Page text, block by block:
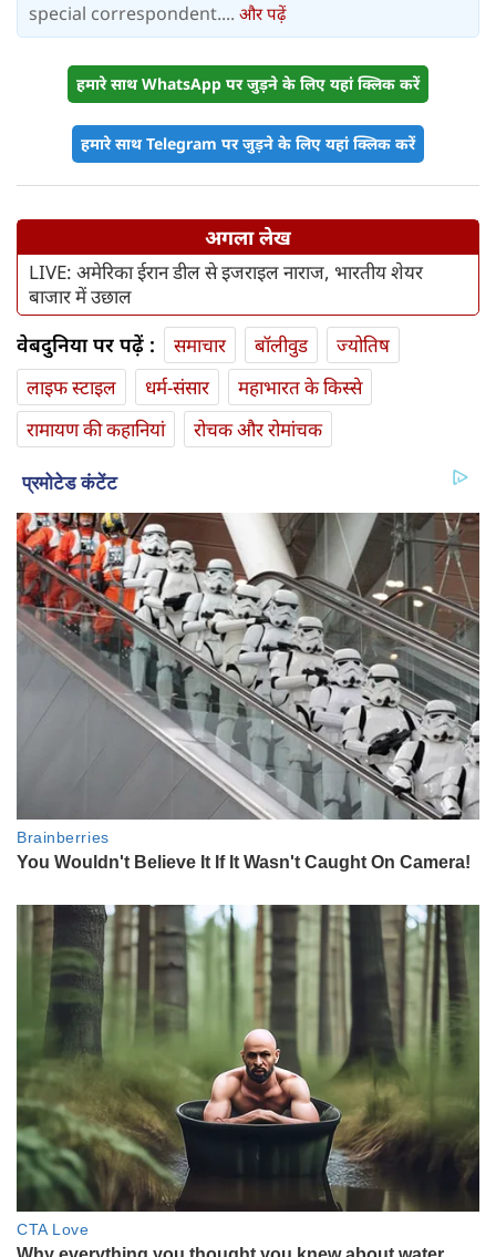
special correspondent.... और पढ़ें
हमारे साथ WhatsApp पर जुड़ने के लिए यहां क्लिक करें
हमारे साथ Telegram पर जुड़ने के लिए यहां क्लिक करें
अगला लेख
LIVE: अमेरिका ईरान डील से इजराइल नाराज, भारतीय शेयर
बाजार में उछाल
वेबदुनिया पर पढ़ें : समाचार बॉलीवुड
ज्योतिष
लाइफ स्‍टाइल
धर्म-संसार
महाभारत के किस्से
रामायण की कहानियां
रोचक और रोमांचक